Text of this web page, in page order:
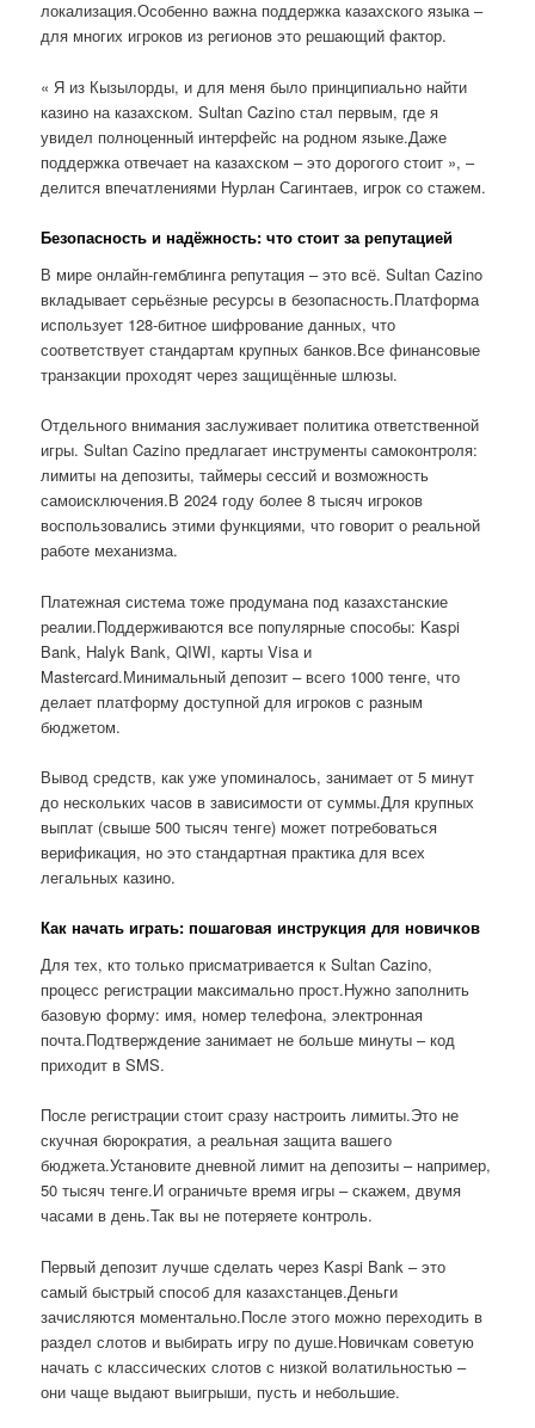
локализация.Особенно важна поддержка казахского языка –
для многих игроков из регионов это решающий фактор.
« Я из Кызылорды, и для меня было принципиально найти
казино на казахском. Sultan Cazino стал первым, где я
увидел полноценный интерфейс на родном языке.Даже
поддержка отвечает на казахском – это дорогого стоит », –
делится впечатлениями Нурлан Сагинтаев, игрок со стажем.
Безопасность и надёжность: что стоит за репутацией
В мире онлайн-гемблинга репутация – это всё. Sultan Cazino
вкладывает серьёзные ресурсы в безопасность.Платформа
использует 128-битное шифрование данных, что
соответствует стандартам крупных банков.Все финансовые
транзакции проходят через защищённые шлюзы.
Отдельного внимания заслуживает политика ответственной
игры. Sultan Cazino предлагает инструменты самоконтроля:
лимиты на депозиты, таймеры сессий и возможность
самоисключения.В 2024 году более 8 тысяч игроков
воспользовались этими функциями, что говорит о реальной
работе механизма.
Платежная система тоже продумана под казахстанские
реалии.Поддерживаются все популярные способы: Kaspi
Bank, Halyk Bank, QIWI, карты Visa и
Mastercard.Минимальный депозит – всего 1000 тенге, что
делает платформу доступной для игроков с разным
бюджетом.
Вывод средств, как уже упоминалось, занимает от 5 минут
до нескольких часов в зависимости от суммы.Для крупных
выплат (свыше 500 тысяч тенге) может потребоваться
верификация, но это стандартная практика для всех
легальных казино.
Как начать играть: пошаговая инструкция для новичков
Для тех, кто только присматривается к Sultan Cazino,
процесс регистрации максимально прост.Нужно заполнить
базовую форму: имя, номер телефона, электронная
почта.Подтверждение занимает не больше минуты – код
приходит в SMS.
После регистрации стоит сразу настроить лимиты.Это не
скучная бюрократия, а реальная защита вашего
бюджета.Установите дневной лимит на депозиты – например,
50 тысяч тенге.И ограничьте время игры – скажем, двумя
часами в день.Так вы не потеряете контроль.
Первый депозит лучше сделать через Kaspi Bank – это
самый быстрый способ для казахстанцев.Деньги
зачисляются моментально.После этого можно переходить в
раздел слотов и выбирать игру по душе.Новичкам советую
начать с классических слотов с низкой волатильностью –
они чаще выдают выигрыши, пусть и небольшие.